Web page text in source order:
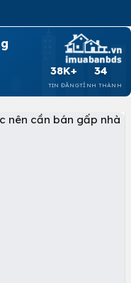
38K+
TIN ĐĂNG
34
TỈNH THÀNH